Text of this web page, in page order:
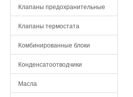
Клапаны предохранительные
Клапаны термостата
Комбинированные блоки
Конденсатоотводчики
Масла